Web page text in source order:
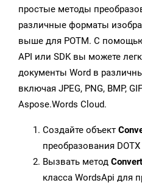
простые методы
различные форматы
выше для POTM. С
API или SDK вы можете
документы Word в
включая JPEG, PNG, BMP,
Aspose.Words Cloud.
Создайте объект
преобразования
Вызвать метод
класса WordsApi для